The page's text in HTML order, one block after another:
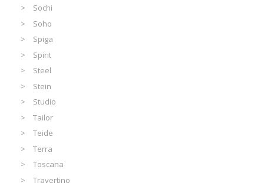
Sochi
Soho
Spiga
Spirit
Steel
Stein
Studio
Tailor
Teide
Terra
Toscana
Travertino